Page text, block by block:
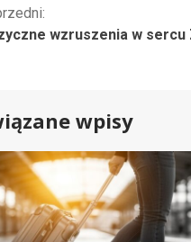
wzruszenia w sercu
wpisy